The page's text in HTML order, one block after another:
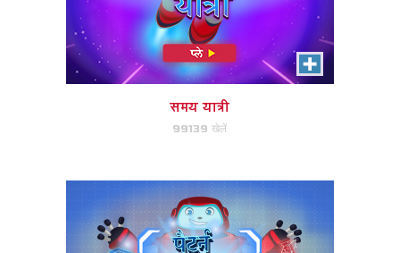
समय यात्री
99139 खेलें
पैटर्न आतंक
गिज़मो सर्किट अनुक्रम का पालन करें और
आप स्तर ऊपर होगा!